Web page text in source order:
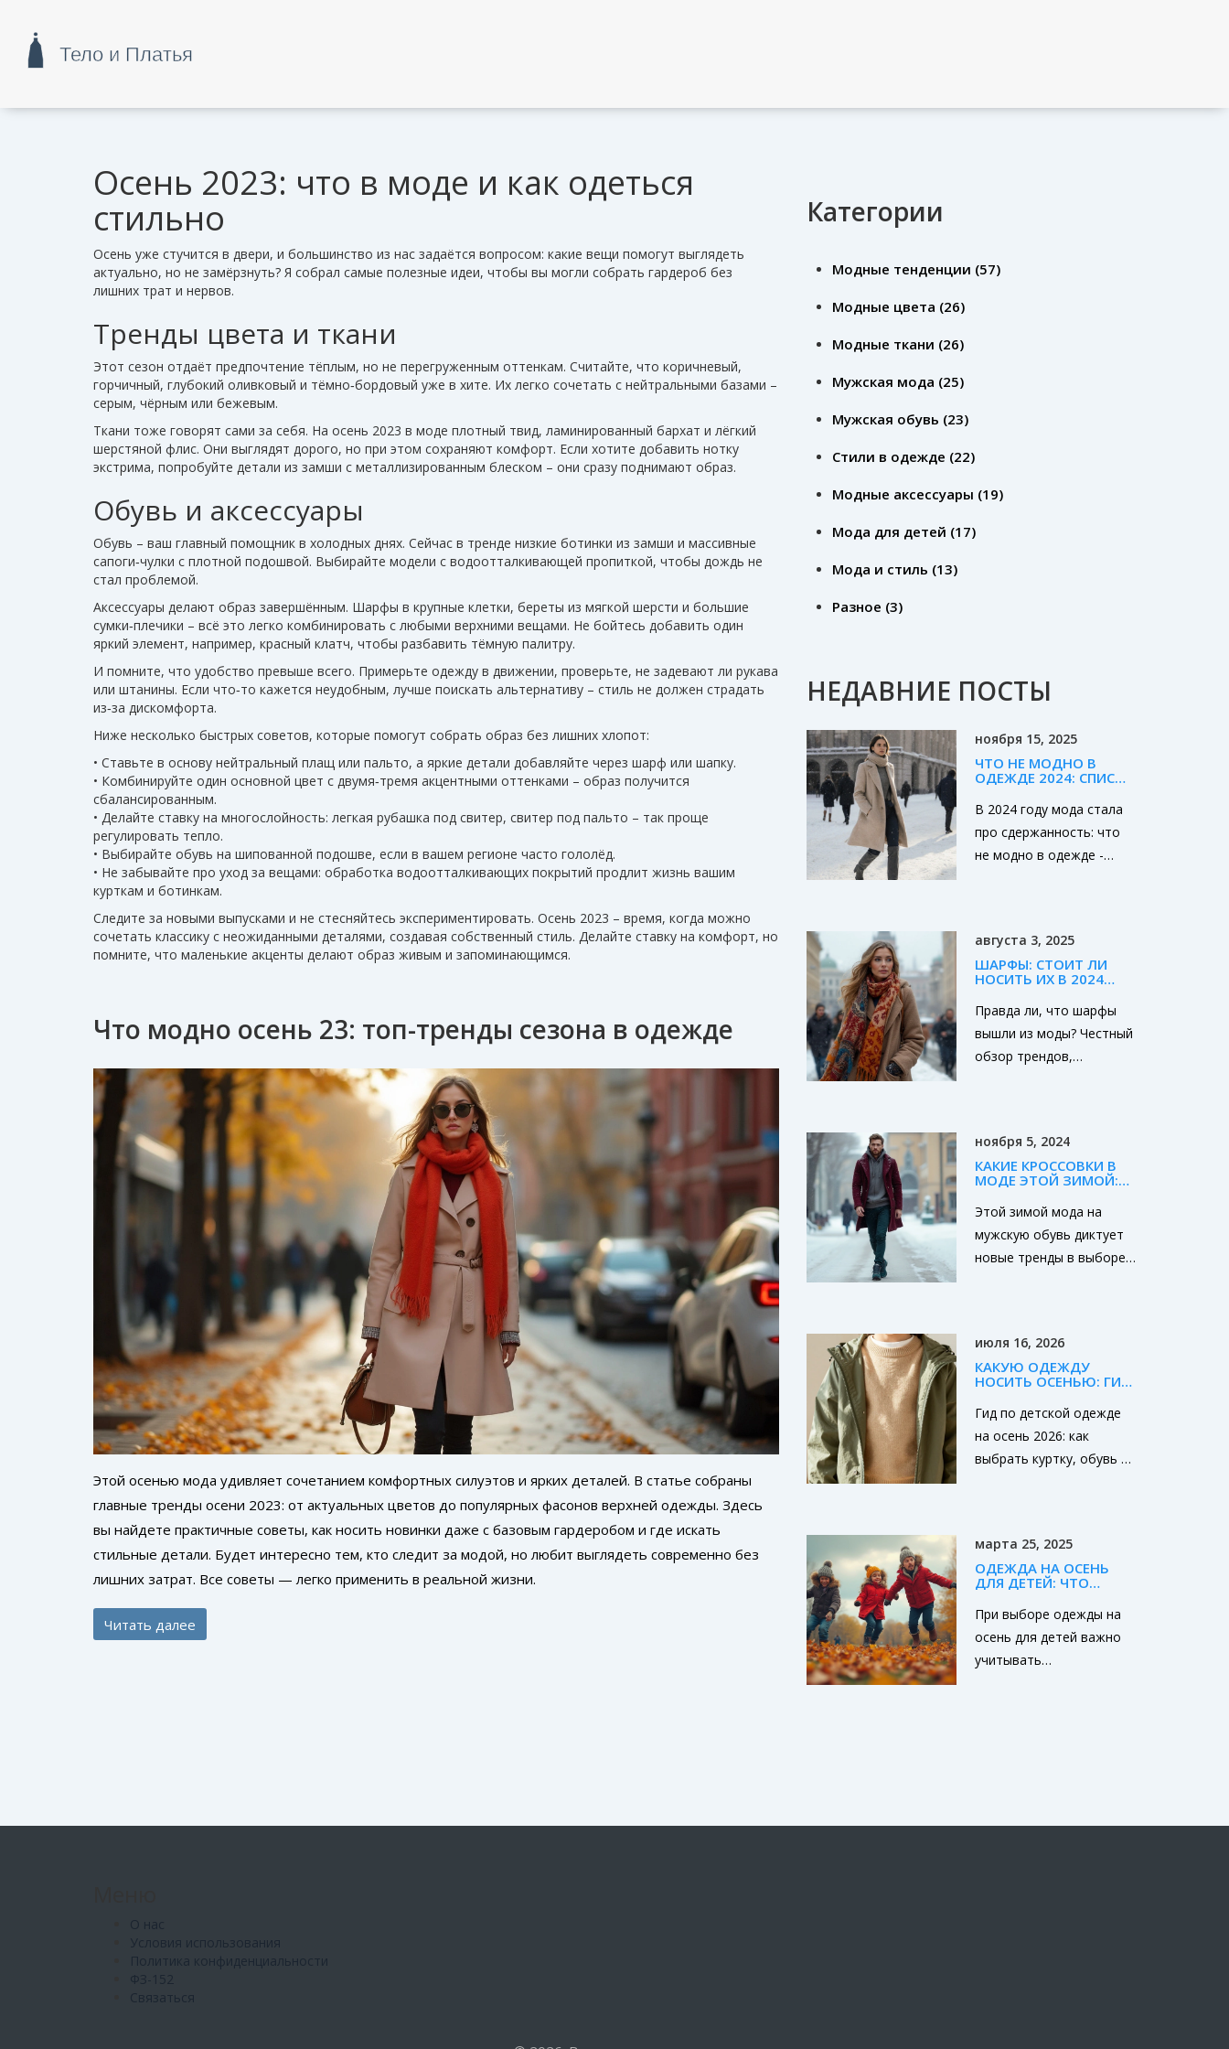
Осень 2023: что в моде и как одеться
стильно
Осень уже стучится в двери, и большинство из нас задаётся вопросом: какие вещи помогут выглядеть
актуально, но не замёрзнуть? Я собрал самые полезные идеи, чтобы вы могли собрать гардероб без
лишних трат и нервов.
Тренды цвета и ткани
Этот сезон отдаёт предпочтение тёплым, но не перегруженным оттенкам. Считайте, что коричневый,
горчичный, глубокий оливковый и тёмно‑бордовый уже в хите. Их легко сочетать с нейтральными базами –
серым, чёрным или бежевым.
Ткани тоже говорят сами за себя. На осень 2023 в моде плотный твид, ламинированный бархат и лёгкий
шерстяной флис. Они выглядят дорого, но при этом сохраняют комфорт. Если хотите добавить нотку
экстрима, попробуйте детали из замши с металлизированным блеском – они сразу поднимают образ.
Обувь и аксессуары
Обувь – ваш главный помощник в холодных днях. Сейчас в тренде низкие ботинки из замши и массивные
сапоги‑чулки с плотной подошвой. Выбирайте модели с водоотталкивающей пропиткой, чтобы дождь не
стал проблемой.
Аксессуары делают образ завершённым. Шарфы в крупные клетки, береты из мягкой шерсти и большие
сумки‑плечики – всё это легко комбинировать с любыми верхними вещами. Не бойтесь добавить один
яркий элемент, например, красный клатч, чтобы разбавить тёмную палитру.
И помните, что удобство превыше всего. Примерьте одежду в движении, проверьте, не задевают ли рукава
или штанины. Если что‑то кажется неудобным, лучше поискать альтернативу – стиль не должен страдать
из‑за дискомфорта.
Ниже несколько быстрых советов, которые помогут собрать образ без лишних хлопот:
• Ставьте в основу нейтральный плащ или пальто, а яркие детали добавляйте через шарф или шапку.
• Комбинируйте один основной цвет с двумя‑тремя акцентными оттенками – образ получится
сбалансированным.
• Делайте ставку на многослойность: легкая рубашка под свитер, свитер под пальто – так проще
регулировать тепло.
• Выбирайте обувь на шипованной подошве, если в вашем регионе часто гололёд.
• Не забывайте про уход за вещами: обработка водоотталкивающих покрытий продлит жизнь вашим
курткам и ботинкам.
Следите за новыми выпусками и не стесняйтесь экспериментировать. Осень 2023 – время, когда можно
сочетать классику с неожиданными деталями, создавая собственный стиль. Делайте ставку на комфорт, но
помните, что маленькие акценты делают образ живым и запоминающимся.
Что модно осень 23: топ-тренды сезона в одежде
Этой осенью мода удивляет сочетанием комфортных силуэтов и ярких деталей. В статье собраны
главные тренды осени 2023: от актуальных цветов до популярных фасонов верхней одежды. Здесь
вы найдете практичные советы, как носить новинки даже с базовым гардеробом и где искать
стильные детали. Будет интересно тем, кто следит за модой, но любит выглядеть современно без
лишних затрат. Все советы — легко применить в реальной жизни.
Читать далее
Категории
Модные тенденции (57)
Модные цвета (26)
Модные ткани (26)
Мужская мода (25)
Мужская обувь (23)
Стили в одежде (22)
Модные аксессуары (19)
Мода для детей (17)
Мода и стиль (13)
Разное (3)
НЕДАВНИЕ ПОСТЫ
ноября 15, 2025
ЧТО НЕ МОДНО В
ОДЕЖДЕ 2024: СПИСОК
ТРЕНДОВ, КОТОРЫЕ
ЛУЧШЕ ОСТАВИТЬ В
ПРОШЛОМ
В 2024 году мода стала
про сдержанность: что
не модно в одежде -
какие тренды оставить в
прошлом и на что
августа 3, 2025
ШАРФЫ: СТОИТ ЛИ
НОСИТЬ ИХ В 2024
ВАРИАНТЫ
АКТУАЛЬНЫ
Правда ли, что шарфы
вышли из моды? Честный
обзор трендов,
гид в мире стильных
аксессуаров.
ноября 5, 2024
КАКИЕ КРОССОВКИ В
МОДЕ ЭТОЙ ЗИМОЙ:
Этой зимой мода на
мужскую обувь диктует
новые тренды в выборе
индивидуальность, но и
добавить уверенности в
рассмотрим основные
цветовые тренды,
которые доминируют в
Узнайте, какие цвета
кроссовок помогут
модным и актуальным в
этом сезоне.
июля 16, 2026
КАКУЮ ОДЕЖДУ
НОСИТЬ ОСЕНЬЮ: ГИД
НА ОСЕНЬ 2026
Гид по детской одежде
на осень 2026: как
выбрать куртку, обувь и
детей всех возрастов.
марта 25, 2025
ОДЕЖДА НА ОСЕНЬ
ДЛЯ ДЕТЕЙ: ЧТО
При выборе одежды на
осень для детей важно
учитывать
О нас
Условия использования
Политика конфиденциальности
ФЗ-152
Связаться